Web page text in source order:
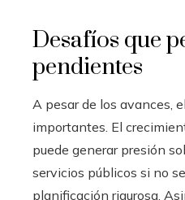
Desafíos que
pendientes
A pesar de los avances,
importantes. El
puede generar presión
servicios públicos si no
planificación rigurosa.